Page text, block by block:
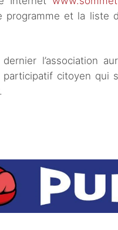
programme et la liste
dernier l’association
participatif citoyen qui